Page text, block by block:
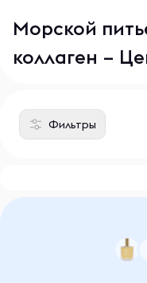
Морской
коллаген –
Фильтры